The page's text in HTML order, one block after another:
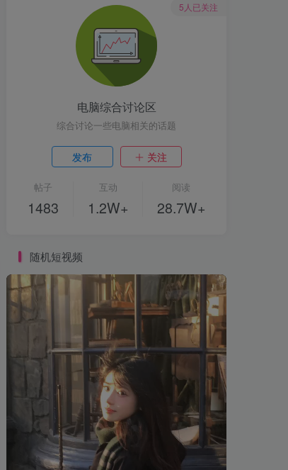
5人已关注
电脑综合讨论区
综合讨论一些电脑相关的话题
发布 关注
帖子
1483
互动
1.2W+
阅读
28.7W+
随机短视频